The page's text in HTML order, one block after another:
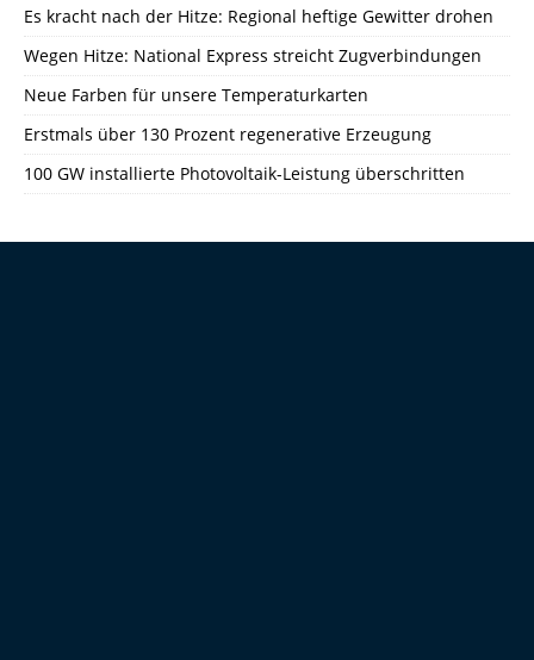
Es kracht nach der Hitze: Regional heftige Gewitter drohen
Wegen Hitze: National Express streicht Zugverbindungen
Neue Farben für unsere Temperaturkarten
Erstmals über 130 Prozent regenerative Erzeugung
100 GW installierte Photovoltaik-Leistung überschritten